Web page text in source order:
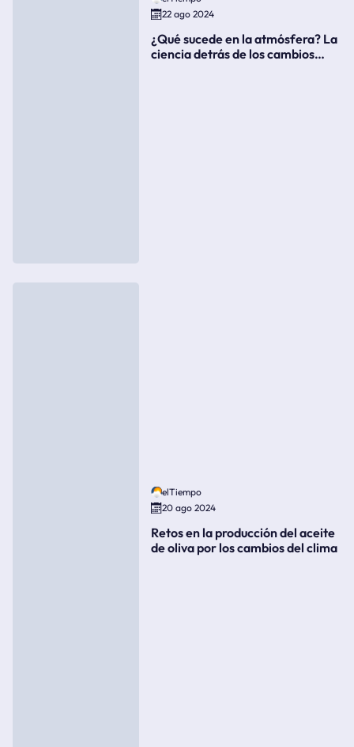
22 ago 2024
¿Qué sucede en la atmósfera? La
ciencia detrás de los cambios
elTiempo
20 ago 2024
Retos en la producción del aceite
de oliva por los cambios del clima